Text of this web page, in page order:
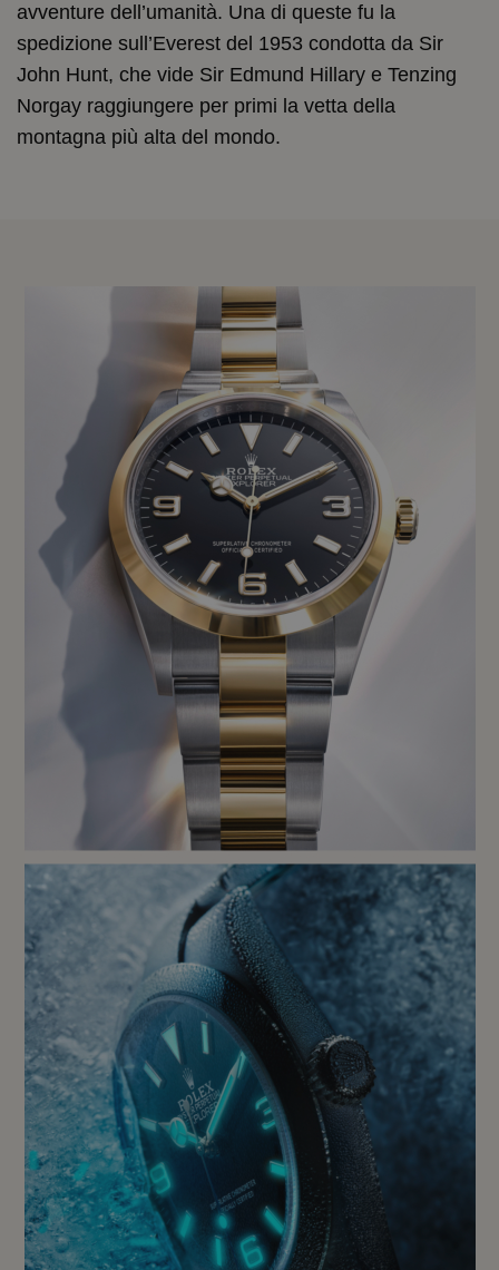
avventure dell’umanità. Una di queste fu la
spedizione sull’Everest del 1953 condotta da Sir
John Hunt, che vide Sir Edmund Hillary e Tenzing
Norgay raggiungere per primi la vetta della
montagna più alta del mondo.